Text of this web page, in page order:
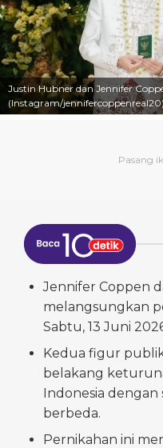
Justin Hubner dan Jennifer
(Instagram/jennifercoppenreal20)
Jennifer Coppen
melangsungkan
Sabtu, 13 Juni
Kedua figur
belakang
Indonesia dengan
berbeda.
Pernikahan ini